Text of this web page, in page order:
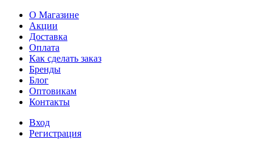
О Магазине
Акции
Доставка
Оплата
Как сделать заказ
Бренды
Блог
Оптовикам
Контакты
Вход
Регистрация